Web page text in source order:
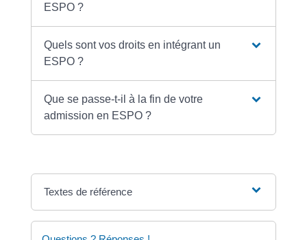
ESPO ?
Quels sont vos droits en intégrant un
ESPO ?
Que se passe-t-il à la fin de votre
admission en ESPO ?
Textes de référence